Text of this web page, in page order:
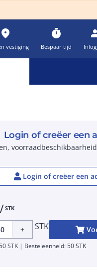
place
vestiging
timer
Bespaar tijd
Login of creëer een
Login of creëer een
/ STK
+ STK
STK | Besteleenheid: 50 STK